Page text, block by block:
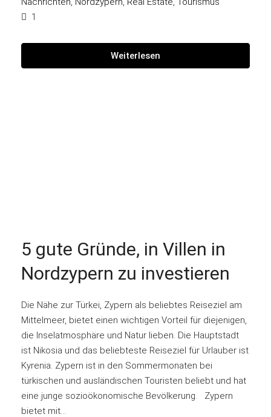
1
Weiterlesen
5 gute Gründe, in Villen in
Nordzypern zu investieren
Die Nähe zur Türkei, Zypern als beliebtes Reiseziel am
Mittelmeer, bietet einen wichtigen Vorteil für diejenigen,
die Inselatmosphäre und Natur lieben. Die Hauptstadt
ist Nikosia und das beliebteste Reiseziel für Urlauber ist
Kyrenia. Zypern ist in den Sommermonaten bei
türkischen und ausländischen Touristen beliebt und hat
eine junge sozioökonomische Bevölkerung. Zypern
bietet mit...